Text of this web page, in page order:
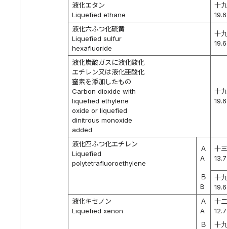
液化エタン
Liquefied ethane
十
19.6
液化六ふつ化硫黄
Liquefied sulfur
hexafluoride
十
19.6
液化炭酸ガスに液化酸化
エチレン又は液化亜酸化
窒素を添加したもの
Carbon dioxide with
liquefied ethylene
oxide or liquefied
dinitrous monoxide
added
十
19.6
液化四ふつ化エチレン
Liquefied
polytetrafluoroethylene
Ａ
A
十
13.7
Ｂ
B
十
19.6
液化キセノン
Liquefied xenon
Ａ
A
十
12.7
Ｂ
十